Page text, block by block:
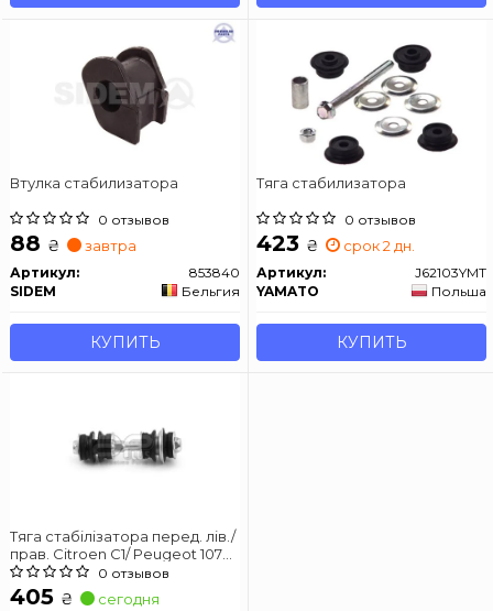
Втулка стабилизатора
0 отзывов
88 ₴ завтра
Артикул:
853840
SIDEM
Бельгия
КУПИТЬ
Тяга стабилизатора
0 отзывов
423 ₴ срок 2 дн.
Артикул:
J62103YMT
YAMATO
Польша
КУПИТЬ
Тяга стабілізатора перед. лів./
прав. Citroen C1/ Peugeot 107
1.0/1.4HDi 06.05-0 отзывов
405 ₴ сегодня